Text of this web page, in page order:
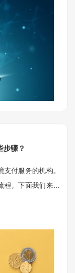
步骤？
付服务的机构。
。下面我们来详